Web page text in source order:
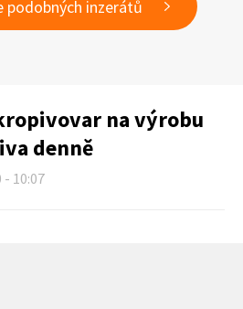
podobných inzerátů
na výrobu
denně
- 10:07